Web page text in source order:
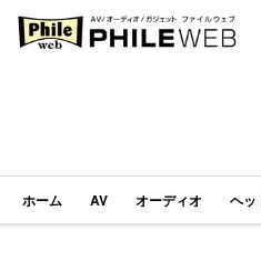
PHILE WEB｜AV/オーディオ/
ホーム AV オーディオ ヘッ